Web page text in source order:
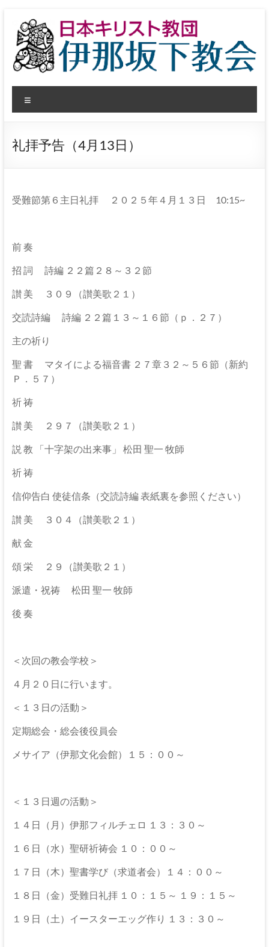
ス
ッ
日
本
キ
リ
ト
団
伊
那
坂
下
教
会
イ
エ
キ
リ
ト
父
な
神
ニ
ー
礼拝予告（4月13日）
受難節第６主日礼拝 ２０２５年４月１３日 10:15~
前 奏
招 詞 詩編 ２２篇２８～３２節
讃 美 ３０９（讃美歌２１）
交読詩編 詩編 ２２篇１３～１６節（ｐ．２７）
主の祈り
聖 書 マタイによる福音書 ２７章３２～５６節（新約
Ｐ．５７）
祈 祷
讃 美 ２９７（讃美歌２１）
説 教 「十字架の出来事」 松田 聖一 牧師
祈 祷
信仰告白 使徒信条（交読詩編 表紙裏を参照ください）
讃 美 ３０４（讃美歌２１）
献 金
頌 栄 ２９（讃美歌２１）
派遣・祝祷 松田 聖一 牧師
後 奏
＜次回の教会学校＞
４月２０日に行います。
＜１３日の活動＞
定期総会・総会後役員会
メサイア（伊那文化会館）１５：００～
＜１３日週の活動＞
１４日（月）伊那フィルチェロ １３：３０～
１６日（水）聖研祈祷会 １０：００～
１７日（木）聖書学び（求道者会）１４：００～
１８日（金）受難日礼拝 １０：１５～ １９：１５～
１９日（土）イースターエッグ作り １３：３０～